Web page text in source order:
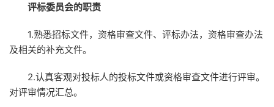
评标委员会的职责
1.熟悉招标文件，资格审查文件、评标办法，资格审查办法
及相关的补充文件。
2.认真客观对投标人的投标文件或资格审查文件进行评审。
对评审情况汇总。